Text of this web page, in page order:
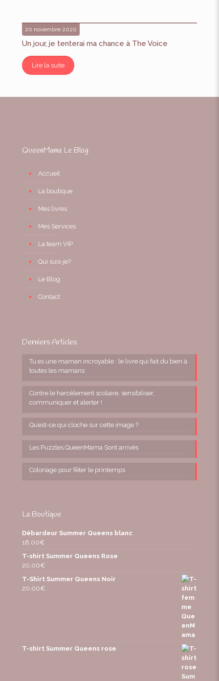
20 novembre 2020
Un jour, je tenterai ma chance à The Voice
Lire la suite
QueenMama Le Blog
Accueil
La boutique
Mes livres
Mes Services
La team VIP
Qui suis-je?
Le Blog
Contact
Derniers Articles
Tu es une maman incroyable : le livre qui fait du bien à
toutes les mamans
Contre le harcèlement scolaire, sensibiliser,
communiquer et alerter !
Qu’est-ce qui cloche sur cette image ?
Les Puzzles QueenMama Sont arrivés
Coloriage pour fêter le printemps
La Boutique
Débardeur Summer Queens blanc
18,00€
T-shirt Summer Queens Rose
20,00€
T-Shirt Summer Queens Noir
20,00€
T-shirt Summer Queens rose